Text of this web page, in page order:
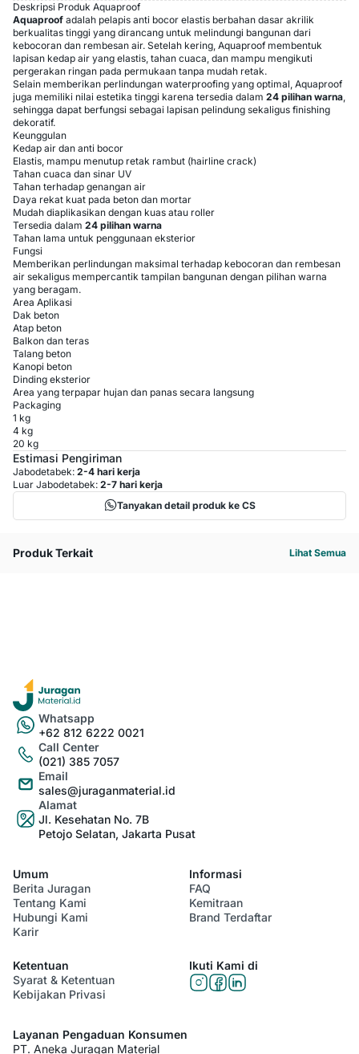
Deskripsi Produk Aquaproof
Aquaproof adalah pelapis anti bocor elastis berbahan dasar akrilik
berkualitas tinggi yang dirancang untuk melindungi bangunan dari
kebocoran dan rembesan air. Setelah kering, Aquaproof membentuk
lapisan kedap air yang elastis, tahan cuaca, dan mampu mengikuti
pergerakan ringan pada permukaan tanpa mudah retak.
Selain memberikan perlindungan waterproofing yang optimal, Aquaproof
juga memiliki nilai estetika tinggi karena tersedia dalam 24 pilihan warna,
sehingga dapat berfungsi sebagai lapisan pelindung sekaligus finishing
dekoratif.
Keunggulan
Kedap air dan anti bocor
Elastis, mampu menutup retak rambut (hairline crack)
Tahan cuaca dan sinar UV
Tahan terhadap genangan air
Daya rekat kuat pada beton dan mortar
Mudah diaplikasikan dengan kuas atau roller
Tersedia dalam 24 pilihan warna
Tahan lama untuk penggunaan eksterior
Fungsi
Memberikan perlindungan maksimal terhadap kebocoran dan rembesan
air sekaligus mempercantik tampilan bangunan dengan pilihan warna
yang beragam.
Area Aplikasi
Dak beton
Atap beton
Balkon dan teras
Talang beton
Kanopi beton
Dinding eksterior
Area yang terpapar hujan dan panas secara langsung
Packaging
1 kg
4 kg
20 kg
Estimasi Pengiriman
Jabodetabek: 2-4 hari kerja
Luar Jabodetabek: 2-7 hari kerja
Tanyakan detail produk ke CS
Produk Terkait Lihat Semua
Whatsapp
+62 812 6222 0021
Call Center
(021) 385 7057
Email
sales@juraganmaterial.id
Alamat
Jl. Kesehatan No. 7B
Petojo Selatan, Jakarta Pusat
Umum
Berita Juragan
Tentang Kami
Hubungi Kami
Karir
Informasi
FAQ
Kemitraan
Brand Terdaftar
Ketentuan
Syarat & Ketentuan
Kebijakan Privasi
Ikuti Kami di
Layanan Pengaduan Konsumen
PT. Aneka Juragan Material